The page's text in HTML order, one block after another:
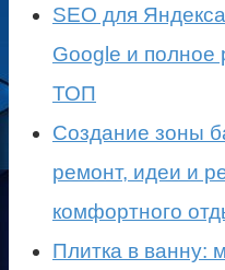
SEO для
Google и полное
ТОП
Создание зоны
ремонт, идеи и
комфортного
Плитка в ванну: